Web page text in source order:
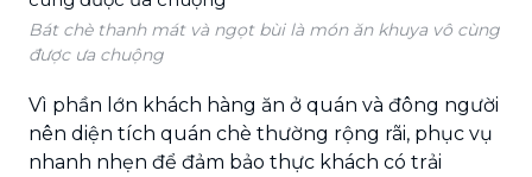
Bát chè thanh mát và ngọt bùi là món ăn khuya vô cùng
được ưa chuộng
Vì phần lớn khách hàng ăn ở quán và đông người
nên diện tích quán chè thường rộng rãi, phục vụ
nhanh nhẹn để đảm bảo thực khách có trải